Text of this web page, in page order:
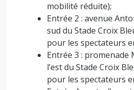
mobilité réduite);
Entrée 2 : avenue
sud du Stade Croix
pour les spectateurs
Entrée 3 : promenade
l’est du Stade Croix
pour les spectateurs